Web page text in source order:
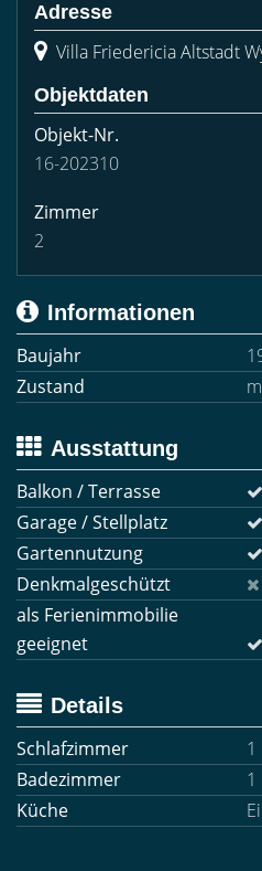
Adresse
Villa Friedericia Altstadt
Objektdaten
Objekt-Nr.
16-202310
Zimmer
2
Informationen
Baujahr
Zustand
Ausstattung
Balkon / Terrasse
Garage / Stellplatz
Gartennutzung
Denkmalgeschützt
als Ferienimmobilie
geeignet
Details
Schlafzimmer
1
Badezimmer
1
Küche